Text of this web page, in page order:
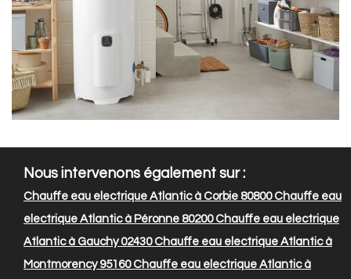
Nous intervenons également sur :
Chauffe eau electrique Atlantic à Corbie 80800Chauffe eau
electrique Atlantic à Péronne 80200Chauffe eau electrique
Atlantic à Gauchy 02430Chauffe eau electrique Atlantic à
Montmorency 95160Chauffe eau electrique Atlantic à